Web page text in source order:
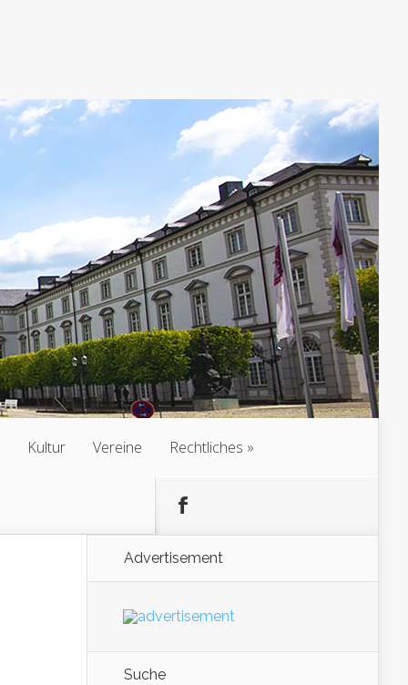
Kultur Vereine Rechtliches
Advertisement
Suche